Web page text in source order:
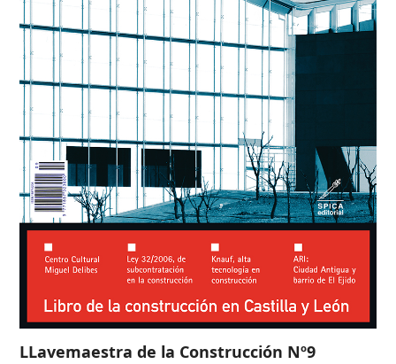
LLavemaestra de la Construcción Nº9